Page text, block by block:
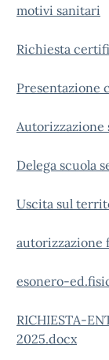
motivi sanitari
Richiesta
Presentazione
Autorizzazione
Delega scuola
Uscita sul
autorizzazione
esonero-
RICHIESTA-
2025.docx